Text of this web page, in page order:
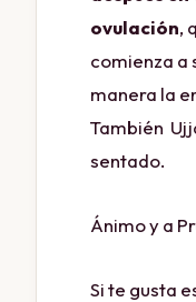
ovulación,
comienza a
manera la
También
sentado.
Ánimo y a
Si te gusta